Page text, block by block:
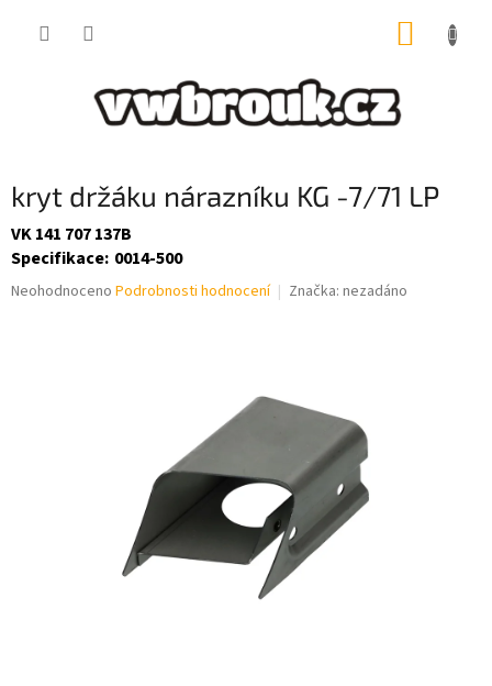
kryt držáku nárazníku KG -7/71 LP
VK 141 707 137B
Specifikace: 0014-500
Průměrné
Neohodnoceno Podrobnosti hodnocení Značka: nezadáno